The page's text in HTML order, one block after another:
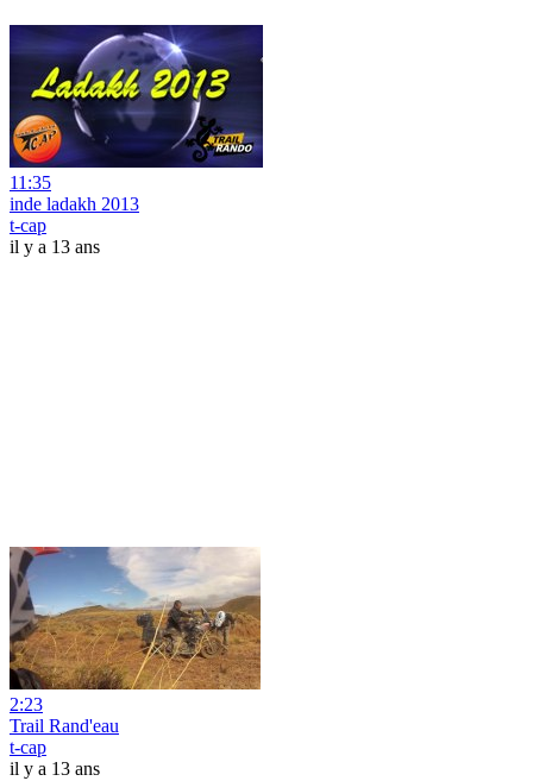
11:35
inde ladakh 2013
t-cap
il y a 13 ans
2:23
Trail Rand'eau
t-cap
il y a 13 ans